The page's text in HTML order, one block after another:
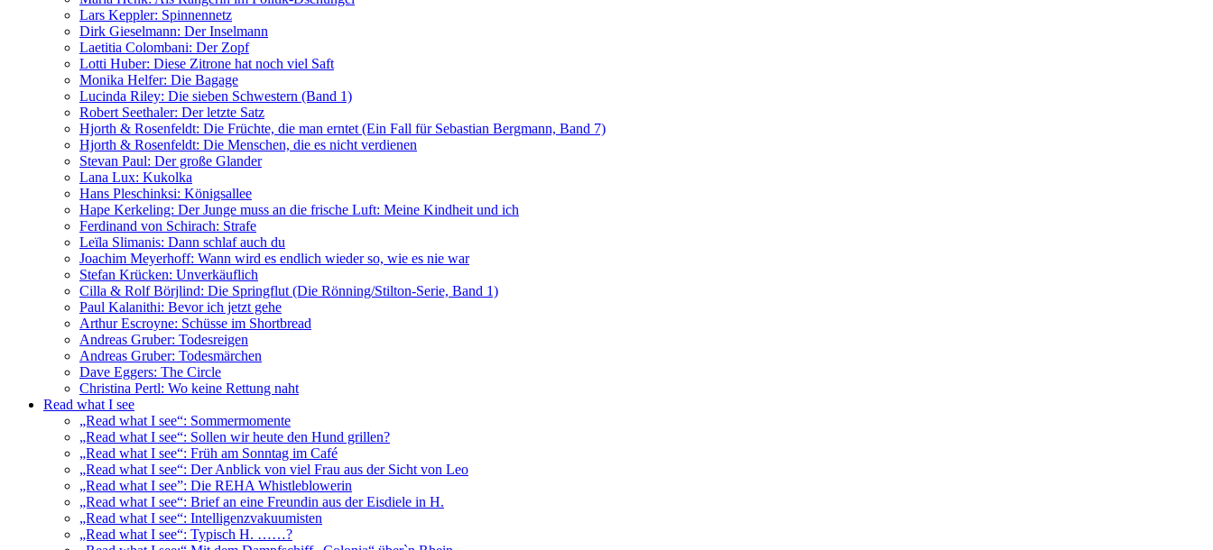
Lars Keppler: Spinnennetz
Dirk Gieselmann: Der Inselmann
Laetitia Colombani: Der Zopf
Lotti Huber: Diese Zitrone hat noch viel Saft
Monika Helfer: Die Bagage
Lucinda Riley: Die sieben Schwestern (Band 1)
Robert Seethaler: Der letzte Satz
Hjorth & Rosenfeldt: Die Früchte, die man erntet (Ein Fall für Sebastian Bergmann, Band 7)
Hjorth & Rosenfeldt: Die Menschen, die es nicht verdienen
Stevan Paul: Der große Glander
Lana Lux: Kukolka
Hans Pleschinksi: Königsallee
Hape Kerkeling: Der Junge muss an die frische Luft: Meine Kindheit und ich
Ferdinand von Schirach: Strafe
Leïla Slimanis: Dann schlaf auch du
Joachim Meyerhoff: Wann wird es endlich wieder so, wie es nie war
Stefan Krücken: Unverkäuflich
Cilla & Rolf Börjlind: Die Springflut (Die Rönning/Stilton-Serie, Band 1)
Paul Kalanithi: Bevor ich jetzt gehe
Arthur Escroyne: Schüsse im Shortbread
Andreas Gruber: Todesreigen
Andreas Gruber: Todesmärchen
Dave Eggers: The Circle
Christina Pertl: Wo keine Rettung naht
Read what I see
„Read what I see“: Sommermomente
„Read what I see“: Sollen wir heute den Hund grillen?
„Read what I see“: Früh am Sonntag im Café
„Read what I see“: Der Anblick von viel Frau aus der Sicht von Leo
„Read what I see”: Die REHA Whistleblowerin
„Read what I see“: Brief an eine Freundin aus der Eisdiele in H.
„Read what I see“: Intelligenzvakuumisten
„Read what I see“: Typisch H. ……?